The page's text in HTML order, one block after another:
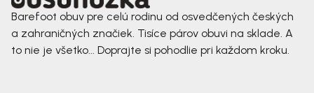
Barefoot obuv pre celú rodinu od osvedčených českých
a zahraničných značiek. Tisíce párov obuvi na sklade. A
to nie je všetko... Doprajte si pohodlie pri každom kroku.